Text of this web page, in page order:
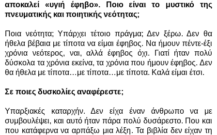
αποκαλεί «υγιή έφηβο». Ποιο είναι το μυστικό της
πνευματικής και ποιητικής νεότητας;
Ποια νεότητα; Υπάρχει τέτοιο πράγμα; Δεν ξέρω. Δεν θα
ήθελα βέβαια με τίποτα να είμαι έφηβος. Να ήμουν πέντε-έξι
χρόνια νεότερος, ναι, αλλά έφηβος όχι. Γιατί ήταν πολύ
δύσκολα τα χρόνια εκείνα, τα χρόνια που ήμουν έφηβος. Δεν
θα ήθελα με τίποτα…με τίποτα…με τίποτα. Καλά είμαι έτσι.
Σε ποιες δυσκολίες αναφέρεστε;
Υπαρξιακές καταρχήν. Δεν είχα έναν άνθρωπο να με
συμβουλέψει, και αυτό ήταν πάρα πολύ δυσάρεστο. Που και
που κατάφερνα να αρπάξω μια λέξη. Τα βιβλία δεν είχαν τη